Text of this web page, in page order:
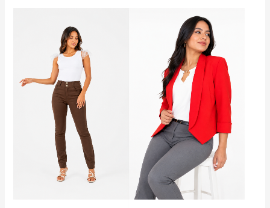
precios:
desde
$0
hasta
$129.900